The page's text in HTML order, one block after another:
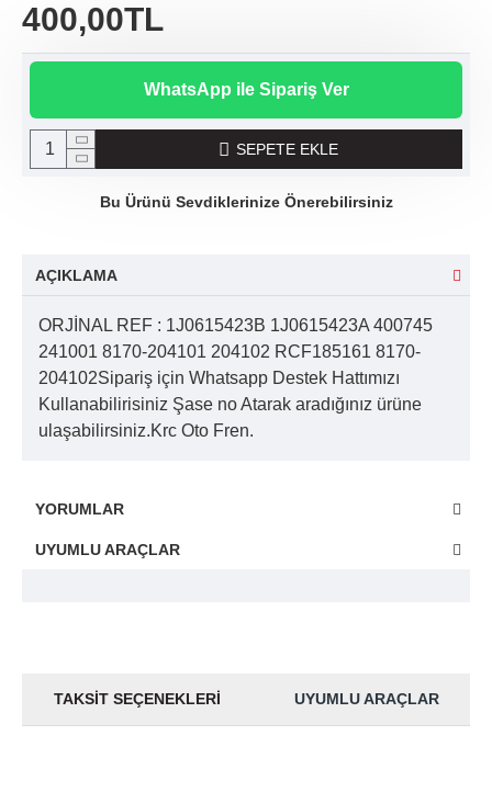
400,00TL
WhatsApp ile Sipariş Ver
SEPETE EKLE
Bu Ürünü Sevdiklerinize Önerebilirsiniz
AÇIKLAMA
ORJİNAL REF : 1J0615423B 1J0615423A 400745
241001 8170-204101 204102 RCF185161 8170-
204102Sipariş için Whatsapp Destek Hattımızı
Kullanabilirisiniz Şase no Atarak aradığınız ürüne
ulaşabilirsiniz.Krc Oto Fren.
YORUMLAR
UYUMLU ARAÇLAR
TAKSIT SEÇENEKLERI UYUMLU ARAÇLAR